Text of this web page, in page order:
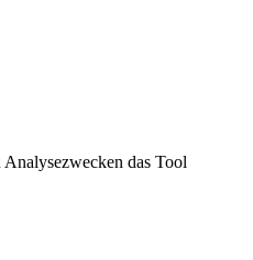
das Tool